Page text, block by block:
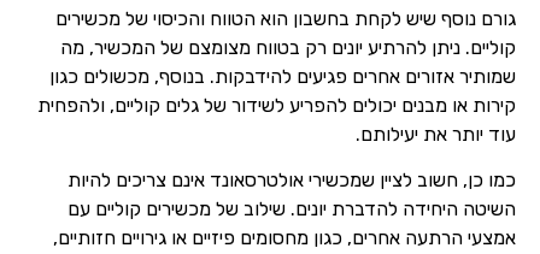
גורם נוסף שיש לקחת בחשבון הוא הטווח והכיסוי של מכשירים
קוליים. ניתן להרתיע יונים רק בטווח מצומצם של המכשיר, מה
שמותיר אזורים אחרים פגיעים להידבקות. בנוסף, מכשולים כגון
קירות או מבנים יכולים להפריע לשידור של גלים קוליים, ולהפחית
עוד יותר את יעילותם.
כמו כן, חשוב לציין שמכשירי אולטרסאונד אינם צריכים להיות
השיטה היחידה להדברת יונים. שילוב של מכשירים קוליים עם
אמצעי הרתעה אחרים, כגון מחסומים פיזיים או גירויים חזותיים,